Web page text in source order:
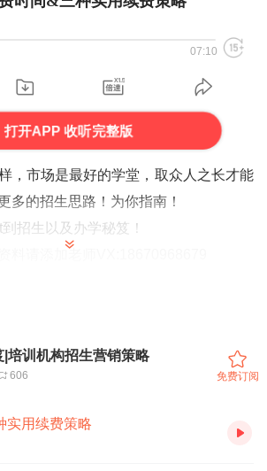
07:10
打开APP 收听完整版
，市场是最好的学堂， 取众人之长才能
多的招生思路！为你指南！
招生以及办学秘笈
！
|培训机构招生营销策略
606 免费订阅
实用续费策略